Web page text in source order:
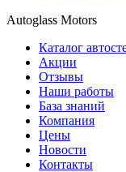
Autoglass Motors
Каталог
Акции
Отзывы
Наши работы
База знаний
Компания
Цены
Новости
Контакты